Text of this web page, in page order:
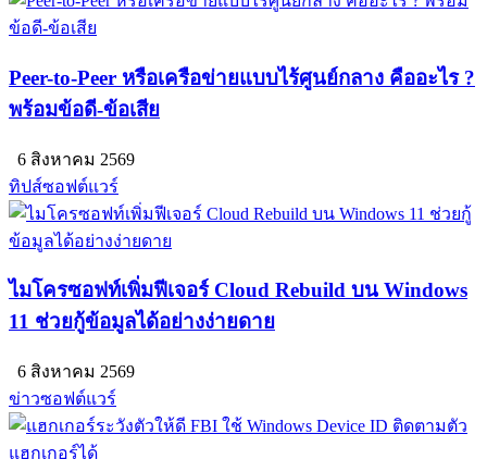
Peer-to-Peer หรือเครือข่ายแบบไร้ศูนย์กลาง คืออะไร ?
พร้อมข้อดี-ข้อเสีย
6 สิงหาคม 2569
ทิปส์ซอฟต์แวร์
ไมโครซอฟท์เพิ่มฟีเจอร์ Cloud Rebuild บน Windows
11 ช่วยกู้ข้อมูลได้อย่างง่ายดาย
6 สิงหาคม 2569
ข่าวซอฟต์แวร์